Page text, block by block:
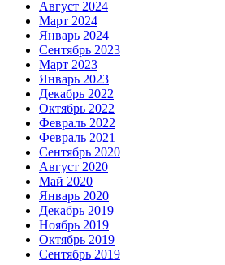
Август 2024
Март 2024
Январь 2024
Сентябрь 2023
Март 2023
Январь 2023
Декабрь 2022
Октябрь 2022
Февраль 2022
Февраль 2021
Сентябрь 2020
Август 2020
Май 2020
Январь 2020
Декабрь 2019
Ноябрь 2019
Октябрь 2019
Сентябрь 2019